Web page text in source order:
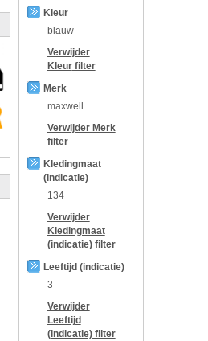
Kleur
blauw
Verwijder
Kleurfilter
Merk
maxwell
Verwijder Merk
filter
Kledingmaat
(indicatie)
134
Verwijder
Kledingmaat
(indicatie)filter
Leeftijd (indicatie)
3
Verwijder
Leeftijd
(indicatie)filter